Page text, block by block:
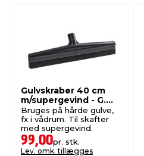
Gulvskraber 40 cm
m/supergevind - G.
Funder
Bruges på hårde gulve,
fx i vådrum. Til skafter
med supergevind.
99,00pr. stk.
Lev. omk. tillægges